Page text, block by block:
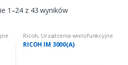
1–24 z 43 wyników
Ricoh, Urządzenia wielofunkcyjne
używane, Urządzenia
wielofunkcyjne używane: czarno
RICOH IM 3000(A)